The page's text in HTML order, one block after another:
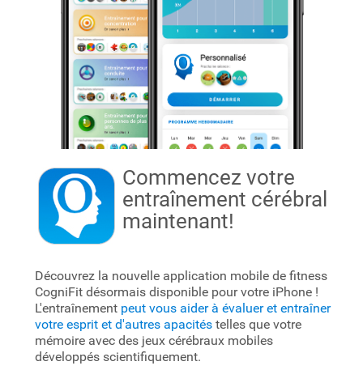
Commencez votre
entraînement cérébral
maintenant!
Découvrez la nouvelle application mobile de fitness
CogniFit désormais disponible pour votre iPhone !
L'entraînement peut vous aider à évaluer et entraîner
votre esprit et d'autres apacitéstelles que votre
mémoire avec des jeux cérébraux mobiles
développés scientifiquement.